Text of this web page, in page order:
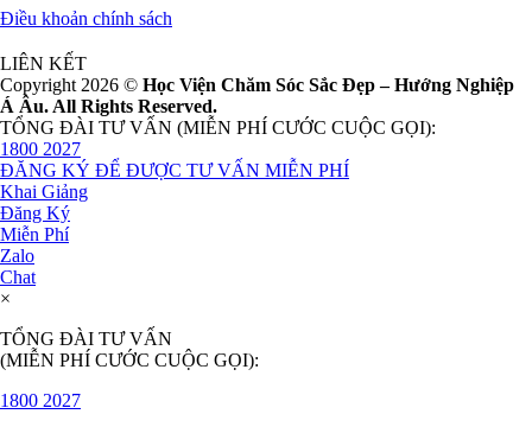
Điều khoản chính sách
LIÊN KẾT
Copyright 2026 © Học Viện Chăm Sóc Sắc Đẹp – Hướng Nghiệp
Á Âu. All Rights Reserved.
TỔNG ĐÀI TƯ VẤN (MIỄN PHÍ CƯỚC CUỘC GỌI):
1800 2027
ĐĂNG KÝ ĐỂ ĐƯỢC TƯ VẤN MIỄN PHÍ
Khai Giảng
Đăng Ký
Miễn Phí
Zalo
Chat
×
TỔNG ĐÀI TƯ VẤN
(MIỄN PHÍ CƯỚC CUỘC GỌI):
1800 2027